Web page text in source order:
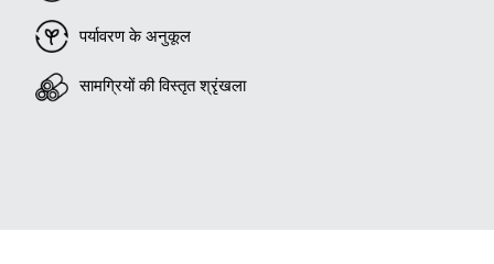
पर्यावरण के अनुकूल
सामग्रियों की विस्तृत श्रृंखला